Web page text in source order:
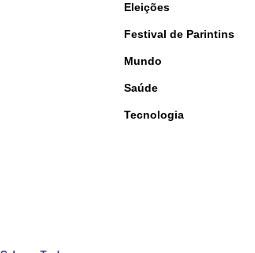
Eleições
Festival de Parintins
Mundo
Saúde
Tecnologia